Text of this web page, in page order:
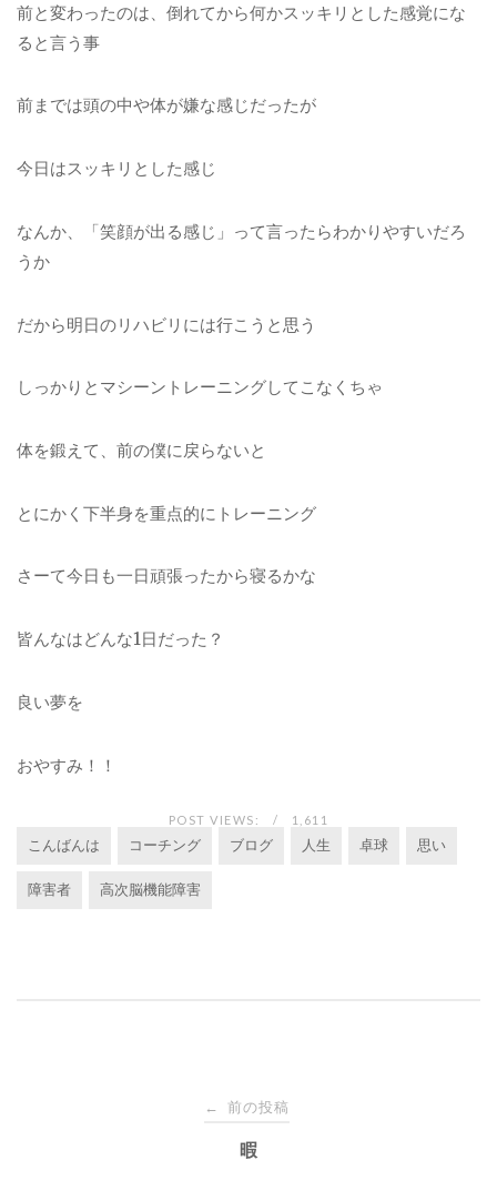
前と変わったのは、倒れてから何かスッキリとした感覚にな
ると言う事
前までは頭の中や体が嫌な感じだったが
今日はスッキリとした感じ
なんか、「笑顔が出る感じ」って言ったらわかりやすいだろ
うか
だから明日のリハビリには行こうと思う
しっかりとマシーントレーニングしてこなくちゃ
体を鍛えて、前の僕に戻らないと
とにかく下半身を重点的にトレーニング
さーて今日も一日頑張ったから寝るかな
皆んなはどんな1日だった？
良い夢を
おやすみ！！
POST VIEWS: 1,611
こんばんは コーチング ブログ 人生 卓球 思い
障害者 高次脳機能障害
← 前の投稿
暇